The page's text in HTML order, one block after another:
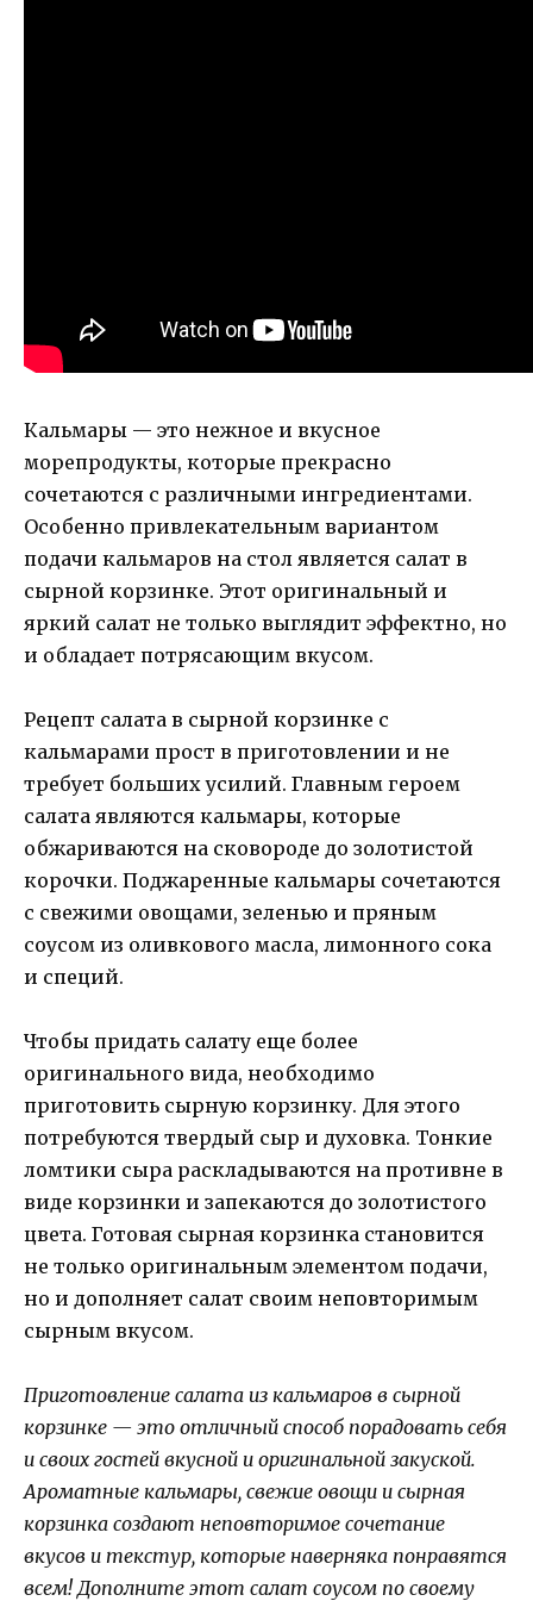
Кальмары — это нежное и вкусное
морепродукты, которые прекрасно
сочетаются с различными ингредиентами.
Особенно привлекательным вариантом
подачи кальмаров на стол является салат в
сырной корзинке. Этот оригинальный и
яркий салат не только выглядит эффектно, но
и обладает потрясающим вкусом.
Рецепт салата в сырной корзинке с
кальмарами прост в приготовлении и не
требует больших усилий. Главным героем
салата являются кальмары, которые
обжариваются на сковороде до золотистой
корочки. Поджаренные кальмары сочетаются
с свежими овощами, зеленью и пряным
соусом из оливкового масла, лимонного сока
и специй.
Чтобы придать салату еще более
оригинального вида, необходимо
приготовить сырную корзинку. Для этого
потребуются твердый сыр и духовка. Тонкие
ломтики сыра раскладываются на противне в
виде корзинки и запекаются до золотистого
цвета. Готовая сырная корзинка становится
не только оригинальным элементом подачи,
но и дополняет салат своим неповторимым
сырным вкусом.
Приготовление салата из кальмаров в сырной
корзинке — это отличный способ порадовать себя
и своих гостей вкусной и оригинальной закуской.
Ароматные кальмары, свежие овощи и сырная
корзинка создают неповторимое сочетание
вкусов и текстур, которые наверняка понравятся
всем! Дополните этот салат соусом по своему